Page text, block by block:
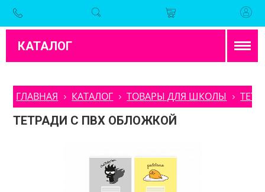
КАТАЛОГ
ГЛАВНАЯ КАТАЛОГ ТОВАРЫ ДЛЯ ШКОЛЫ
ТЕТРАДИ С ПВХ ОБЛОЖКОЙ